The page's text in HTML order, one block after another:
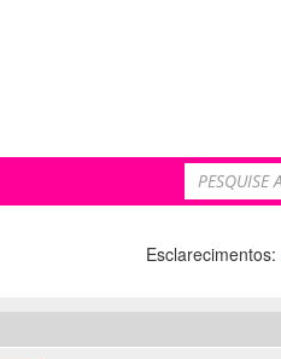
Esclarecimentos: